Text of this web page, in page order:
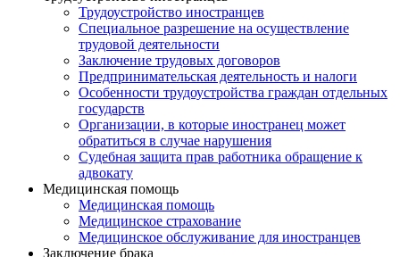
Трудоустройство иностранцев
Специальное разрешение на осуществление
трудовой деятельности
Заключение трудовых договоров
Предпринимательская деятельность и налоги
Особенности трудоустройства граждан отдельных
государств
Организации, в которые иностранец может
обратиться в случае нарушения
Судебная защита прав работника обращение к
адвокату
Медицинская помощь
Медицинская помощь
Медицинское страхование
Медицинское обслуживание для иностранцев
Заключение брака